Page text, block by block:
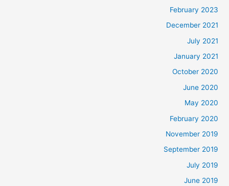
February 2023
December 2021
July 2021
January 2021
October 2020
June 2020
May 2020
February 2020
November 2019
September 2019
July 2019
June 2019